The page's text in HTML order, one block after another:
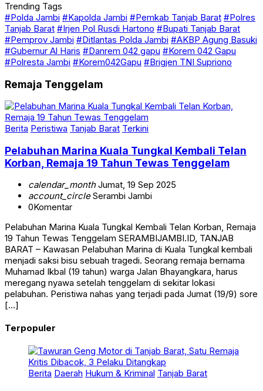
Trending Tags
#Polda Jambi #Kapolda Jambi #Pemkab Tanjab Barat #Polres
Tanjab Barat #Irjen Pol Rusdi Hartono #Bupati Tanjab Barat
#Pemprov Jambi #Ditlantas Polda Jambi #AKBP Agung Basuki
#Gubernur Al Haris #Danrem 042 gapu #Korem 042 Gapu
#Polresta Jambi #Korem042Gapu #Brigjen TNI Supriono
Remaja Tenggelam
Berita Peristiwa Tanjab Barat Terkini
Pelabuhan Marina Kuala Tungkal Kembali Telan
Korban, Remaja 19 Tahun Tewas Tenggelam
calendar_monthJumat, 19 Sep 2025
account_circleSerambi Jambi
0Komentar
Pelabuhan Marina Kuala Tungkal Kembali Telan Korban, Remaja
19 Tahun Tewas Tenggelam SERAMBIJAMBI.ID, TANJAB
BARAT – Kawasan Pelabuhan Marina di Kuala Tungkal kembali
menjadi saksi bisu sebuah tragedi. Seorang remaja bernama
Muhamad Ikbal (19 tahun) warga Jalan Bhayangkara, harus
meregang nyawa setelah tenggelam di sekitar lokasi
pelabuhan. Peristiwa nahas yang terjadi pada Jumat (19/9) sore
[…]
Terpopuler
Berita Daerah Hukum & Kriminal Tanjab Barat